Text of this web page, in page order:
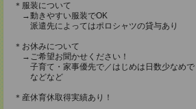
＊服装について
→動きやすい服装でOK
派遣先によってはポロシャツの貸与あり
＊お休みについて
→ご希望お聞かせください！
子育て・家事優先で／はじめは日数少なめで
などなど
＊産休育休取得実績あり！